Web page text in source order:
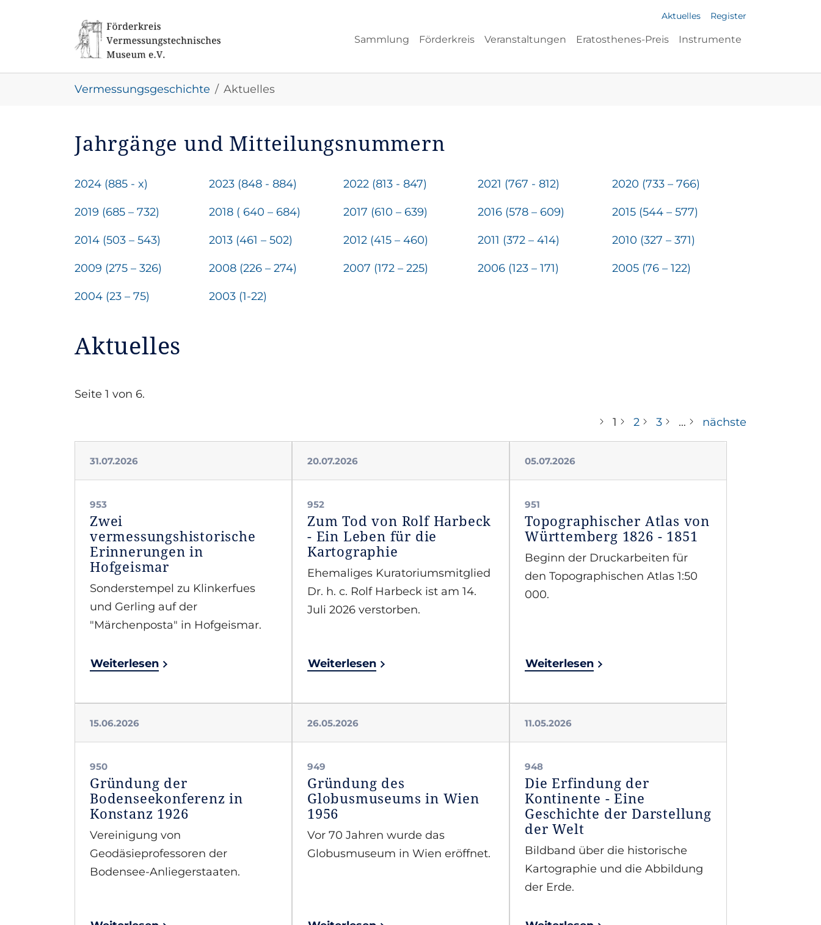
Aktuelles Register
Sammlung Förderkreis Veranstaltungen Eratosthenes-Preis Instrumente
Vermessungsgeschichte Aktuelles
Jahrgänge und Mitteilungsnummern
2024 (885 - x) 2023 (848 - 884) 2022 (813 - 847) 2021 (767 - 812) 2020 (733 – 766)
2019 (685 – 732) 2018 ( 640 – 684) 2017 (610 – 639) 2016 (578 – 609) 2015 (544 – 577)
2014 (503 – 543) 2013 (461 – 502) 2012 (415 – 460) 2011 (372 – 414) 2010 (327 – 371)
2009 (275 – 326) 2008 (226 – 274) 2007 (172 – 225) 2006 (123 – 171) 2005 (76 – 122)
2004 (23 – 75) 2003 (1-22)
Aktuelles
Seite 1 von 6.
1 2 3 … nächste
31.07.2026
953
Zwei
vermessungshistorische
Erinnerungen in
Hofgeismar
Sonderstempel zu Klinkerfues
und Gerling auf der
"Märchenposta" in Hofgeismar.
Weiterlesen
20.07.2026
952
Zum Tod von Rolf Harbeck
- Ein Leben für die
Kartographie
Ehemaliges Kuratoriumsmitglied
Dr. h. c. Rolf Harbeck ist am 14.
Juli 2026 verstorben.
Weiterlesen
05.07.2026
951
Topographischer Atlas von
Württemberg 1826 - 1851
Beginn der Druckarbeiten für
den Topographischen Atlas 1:50
000.
Weiterlesen
15.06.2026
950
Gründung der
Bodenseekonferenz in
Konstanz 1926
Vereinigung von
Geodäsieprofessoren der
Bodensee-Anliegerstaaten.
26.05.2026
949
Gründung des
Globusmuseums in Wien
1956
Vor 70 Jahren wurde das
Globusmuseum in Wien eröffnet.
11.05.2026
948
Die Erfindung der
Kontinente - Eine
Geschichte der Darstellung
der Welt
Bildband über die historische
Kartographie und die Abbildung
der Erde.